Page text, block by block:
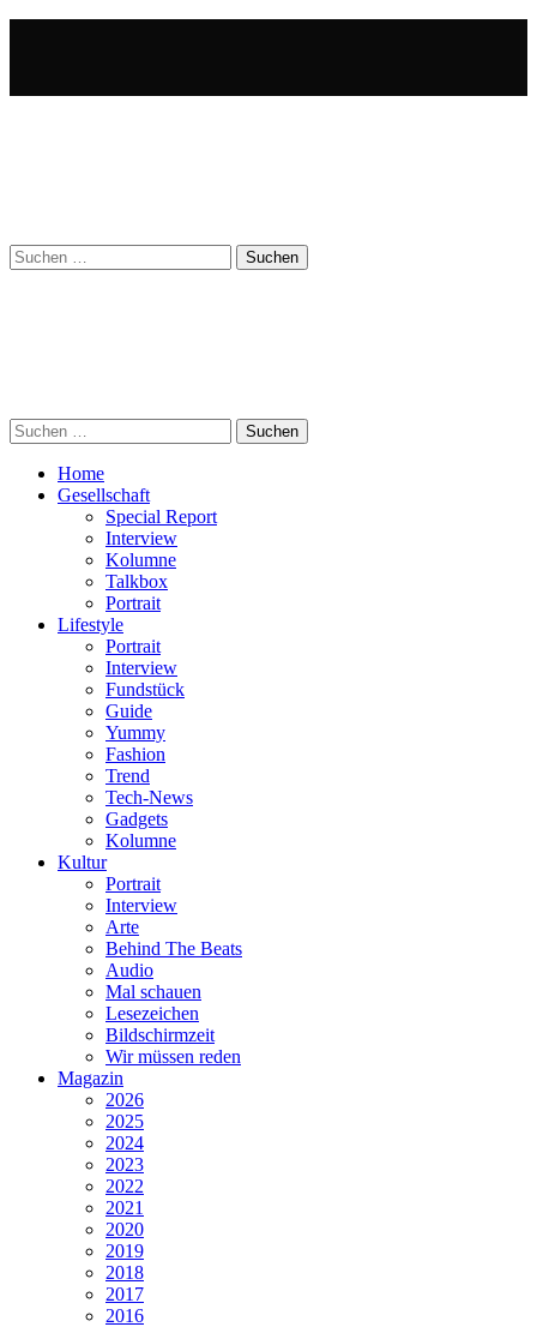
Suchen
nach:
Suchen
nach:
Home
Gesellschaft
Special Report
Interview
Kolumne
Talkbox
Portrait
Lifestyle
Portrait
Interview
Fundstück
Guide
Yummy
Fashion
Trend
Tech-News
Gadgets
Kolumne
Kultur
Portrait
Interview
Arte
Behind The Beats
Audio
Mal schauen
Lesezeichen
Bildschirmzeit
Wir müssen reden
Magazin
2026
2025
2024
2023
2022
2021
2020
2019
2018
2017
2016